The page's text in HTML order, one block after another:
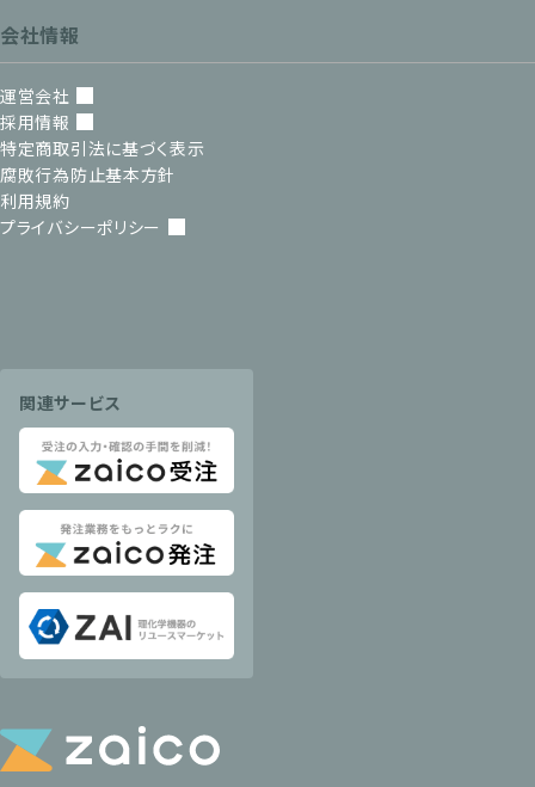
会社情報
運営会社
採用情報
特定商取引法に基づく表示
腐敗行為防止基本方針
利用規約
プライバシーポリシー
関連サービス